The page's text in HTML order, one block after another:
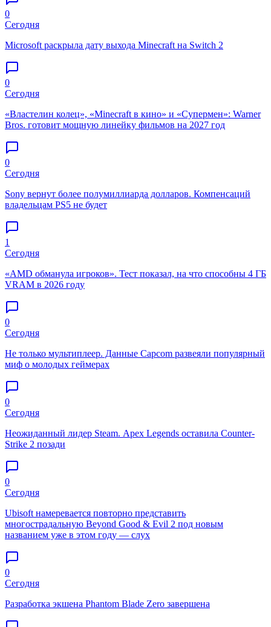
0
Сегодня
Microsoft раскрыла дату выхода Minecraft на Switch 2
0
Сегодня
«Властелин колец», «Minecraft в кино» и «Супермен»: Warner
Bros. готовит мощную линейку фильмов на 2027 год
0
Сегодня
Sony вернут более полумиллиарда долларов. Компенсаций
владельцам PS5 не будет
1
Сегодня
«AMD обманула игроков». Тест показал, на что способны 4 ГБ
VRAM в 2026 году
0
Сегодня
Не только мультиплеер. Данные Capcom развеяли популярный
миф о молодых геймерах
0
Сегодня
Неожиданный лидер Steam. Apex Legends оставила Counter-
Strike 2 позади
0
Сегодня
Ubisoft намеревается повторно представить
многострадальную Beyond Good & Evil 2 под новым
названием уже в этом году — слух
0
Сегодня
Разработка экшена Phantom Blade Zero завершена